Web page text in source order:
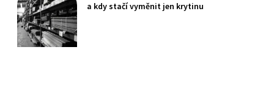
a kdy stačí vyměnit jen krytinu